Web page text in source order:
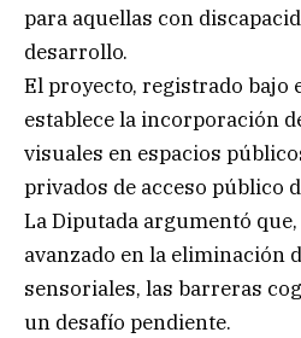
para aquellas con
desarrollo.
El proyecto, registrado bajo
establece la incorporación
visuales en espacios
privados de acceso público
La Diputada argumentó
avanzado en la eliminación
sensoriales, las barreras
un desafío pendiente.